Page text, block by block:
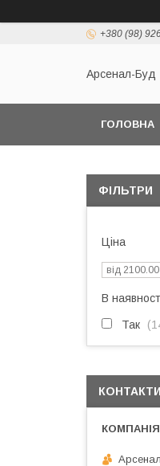
+380 (98)
Арсенал-Буд
ГОЛОВНА
ФІЛЬТРИ
Ціна
В
Так
КОНТАКТИ